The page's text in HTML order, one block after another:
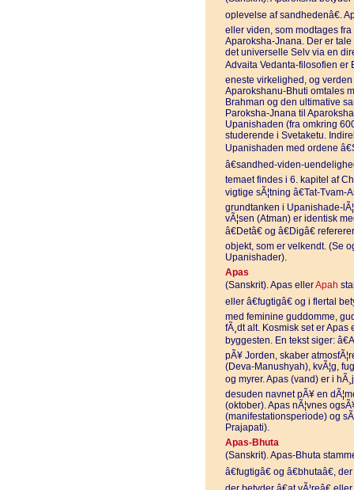
oplevelse af sandhedenâ€.
eller viden, som modtages
Aparoksha-Jnana. Der er
det universelle Selv via en
Advaita Vedanta-filosofien er
eneste virkelighed, og
Aparokshanu-Bhuti omtales
Brahman og den ultimative
Paroksha-Jnana til
Upanishaden (fra omkring
studerende i Svetaketu.
Upanishaden med ordene
â€sandhed-viden-
temaet findes i 6. kapitel af
vigtige sÃ¦tning â€Tat-Tvam-
grundtanken i Upanishade-
vÃ¦sen (Atman) er identisk
â€Detâ€ og â€Digâ€
objekt, som er velkendt. (Se
Upanishader).
Apas
(Sanskrit). Apas ellerApah
eller â€fugtigâ€ og i flertal
med feminine guddomme,
fÃ¸dt alt. Kosmisk set er
byggesten. En tekst siger:
pÃ¥ Jorden, skaber
(Deva-Manushyah), kvÃ¦g,
og myrer. Apas (vand) er i
desuden navnet pÃ¥ en
(oktober). Apas nÃ¦vnes
(manifestationsperiode) og
Prajapati).
Apas-Bhuta
(Sanskrit). Apas-Bhuta
â€fugtigâ€ og â€bhutaâ€,